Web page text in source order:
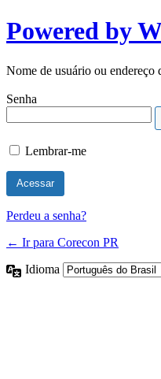
Powered by
Nome de usuário ou endereço
Senha
Lembrar-me
Perdeu a senha?
← Ir para Corecon PR
Idioma